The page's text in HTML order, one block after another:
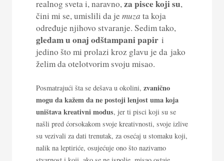
realnog sveta i, naravno,za pisce koji su,
čini mi se, umislili da je muza ta koja
određuje njihovo stvaranje. Sedim tako,
gledam u onaj odštampani papir i
jedino što mi prolazi kroz glavu je da jako
želim da otelotvorim svoju misao.
Posmatrajući šta se dešava u okolini, zvanično
mogu da kažem da ne postoji lenjost uma koja
uništava kreativni modus, jer ti pisci koji su se
našli pred ćorsokakom svoje kreativnosti, svoje izlive
su vezivali za dati trenutak, za osećaj u stomaku koji,
nalik na leptiriće, osujećuje ono što nazivamo